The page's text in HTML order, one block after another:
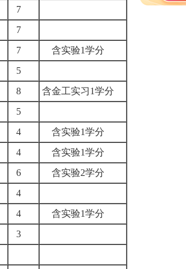
7
7
7
含实验1学分
5
8
含金工实习1学分
5
4
含实验1学分
4
含实验1学分
6 含实验2学分
4
4
含实验1学分
3